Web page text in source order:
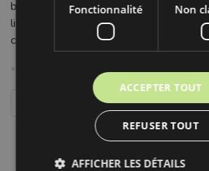
bandeaux) ou d'éléments de décoration
linge de maison). Créez des pièces
charme avec ce tissu vert à pois
UTILISATION PROPOSÉE
Tissus pour robe
Tissus
d'assise
Fonctionnalité Non
ACCEPTER TOUT
REFUSER TOUT
AFFICHER LES DÉTAILS